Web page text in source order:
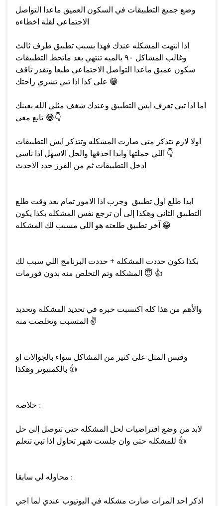
وضع جميع التطبيقات في السكون العميق ماعدا التواصل
الاجتماعي لقلة اخطاءه
اذا انتهت المشكله عندك فهذا بسبب تطبيق طرف ثالث
وغالب المشاكل ٩٠ بالميه تنتهي بعد ماتحط التطبيقات
سكون عميق ماعدا التواصل الاجتماعي طبعا وتقدر تاقف
😁
اما اذا تبي تعرف ايش التطبيق وعندك شغف مثلي الله يعينك
😂👇
اولا لازم تتذكر متى صارت المشكله وتتذكر ايش التطبيقات
👇
ادخل التطبيقات ثم من الفرز حدد الاحدث
ابدا طلع اول تطبيق وجرب اذا الامور تمام بعد وقت طلع
التطبيق الثاني وهكذا إلى أن ترجع نفس المشكله بكذا يكون
😁
بكذا تكون حددت المشكله + حددت البرنامج اللي سبب لك
😇 👍
والأهم من هذا كله اكتسبت خبره في تحديد المشكله وتحديد
✌️
وقيس المثل على كثير من المشاكل سواء بالجوالات او
👍
خلاصه :
لابد من وضع افتراضيات لحل المشكله حتى تتوصل إلى حل
👍
محاوله لي سابقا :
اذكر احد المرات صارت مشكله في اليوتيوب عندي لما اجي